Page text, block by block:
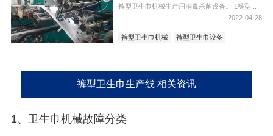
裤型卫生巾机械生产用消毒杀菌设备。 1裤型...
2022-04-28
裤型卫生巾机械
裤型卫生巾设备
裤型卫生巾生产线 相关资讯
1、卫生巾机械故障分类